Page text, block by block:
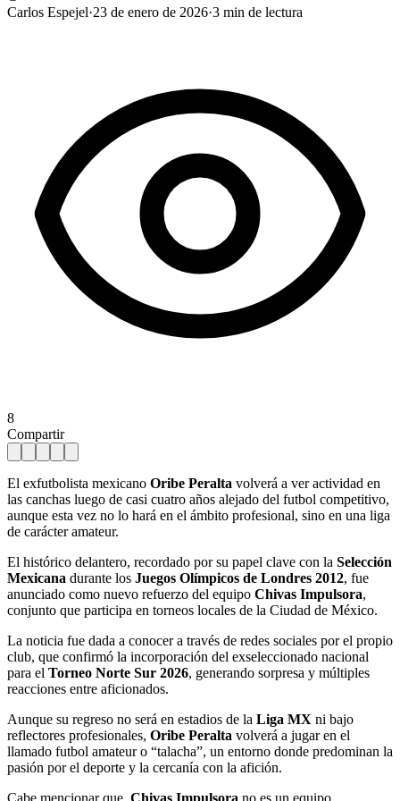
Carlos Espejel·23 de enero de 2026·3 min de lectura
8
Compartir
El exfutbolista mexicano Oribe Peralta volverá a ver actividad en
las canchas luego de casi cuatro años alejado del futbol competitivo,
aunque esta vez no lo hará en el ámbito profesional, sino en una liga
de carácter amateur.
El histórico delantero, recordado por su papel clave con la Selección
Mexicana durante los Juegos Olímpicos de Londres 2012, fue
anunciado como nuevo refuerzo del equipo Chivas Impulsora,
conjunto que participa en torneos locales de la Ciudad de México.
La noticia fue dada a conocer a través de redes sociales por el propio
club, que confirmó la incorporación del exseleccionado nacional
para el Torneo Norte Sur 2026, generando sorpresa y múltiples
reacciones entre aficionados.
Aunque su regreso no será en estadios de la Liga MX ni bajo
reflectores profesionales, Oribe Peralta volverá a jugar en el
llamado futbol amateur o “talacha”, un entorno donde predominan la
pasión por el deporte y la cercanía con la afición.
Cabe mencionar que, Chivas Impulsora no es un equipo